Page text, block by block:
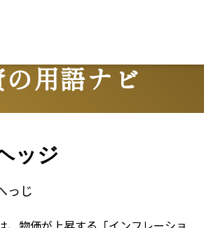
用語ナビ
ッジ
っじ